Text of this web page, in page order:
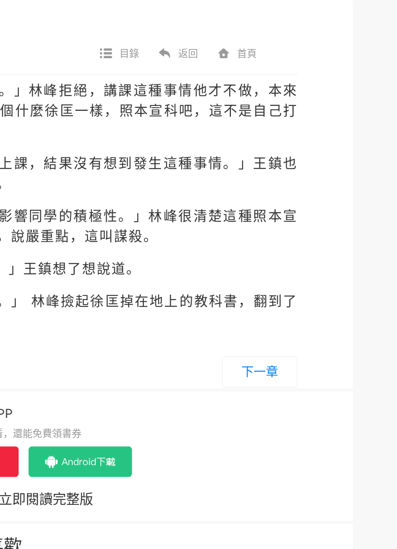
目錄 返回 首頁
」林峰拒絕，講課這種事情他才不做，本來
什麼徐匡一樣，照本宣科吧，這不是自己打
課，結果沒有想到發生這種事情。」王鎮也
響同學的積極性。」林峰很清楚這種照本宣
嚴重點，這叫謀殺。
王鎮想了想說道。
」 林峰撿起徐匡掉在地上的教科書，翻到了
下一章
還能免費領書券
即閱讀完整版